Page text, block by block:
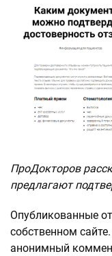
ПроДокторов
предлагают
Опубликованные
собственном
анонимный